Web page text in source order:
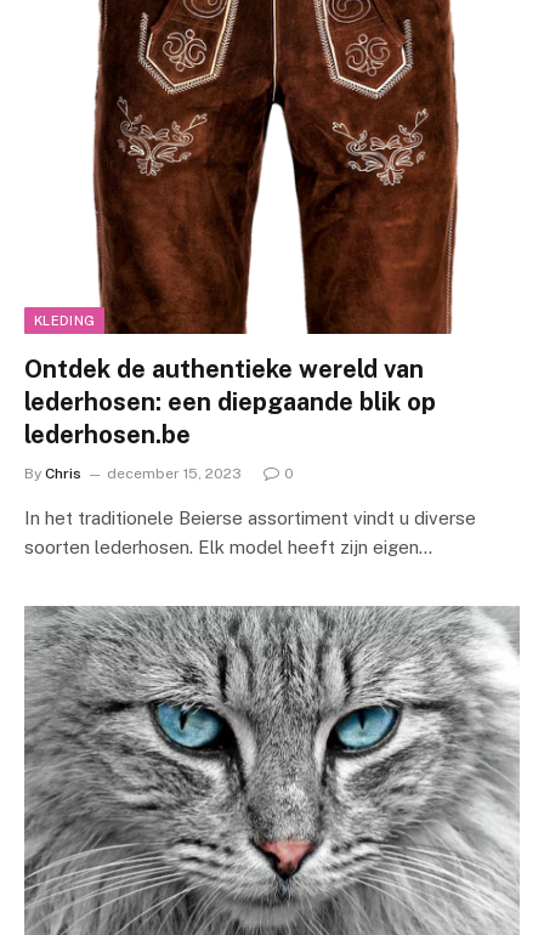
KLEDING
Ontdek de authentieke wereld van
lederhosen: een diepgaande blik op
lederhosen.be
By Chris december 15, 2023 0
In het traditionele Beierse assortiment vindt u diverse
soorten lederhosen. Elk model heeft zijn eigen…